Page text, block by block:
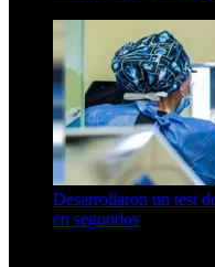
Desarrollaron un test
en segundos